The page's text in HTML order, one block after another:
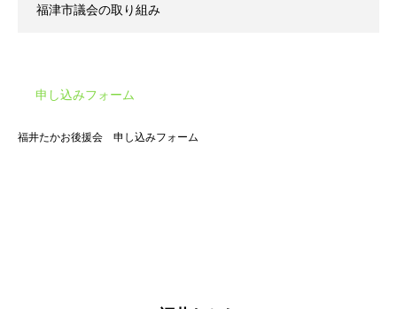
福津市議会の取り組み
申し込みフォーム
福井たかお後援会 申し込みフォーム